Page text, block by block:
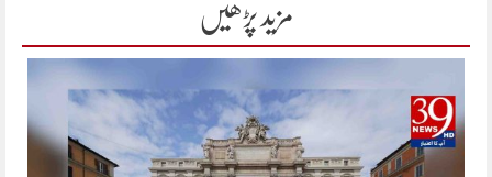
مزید پڑھیں